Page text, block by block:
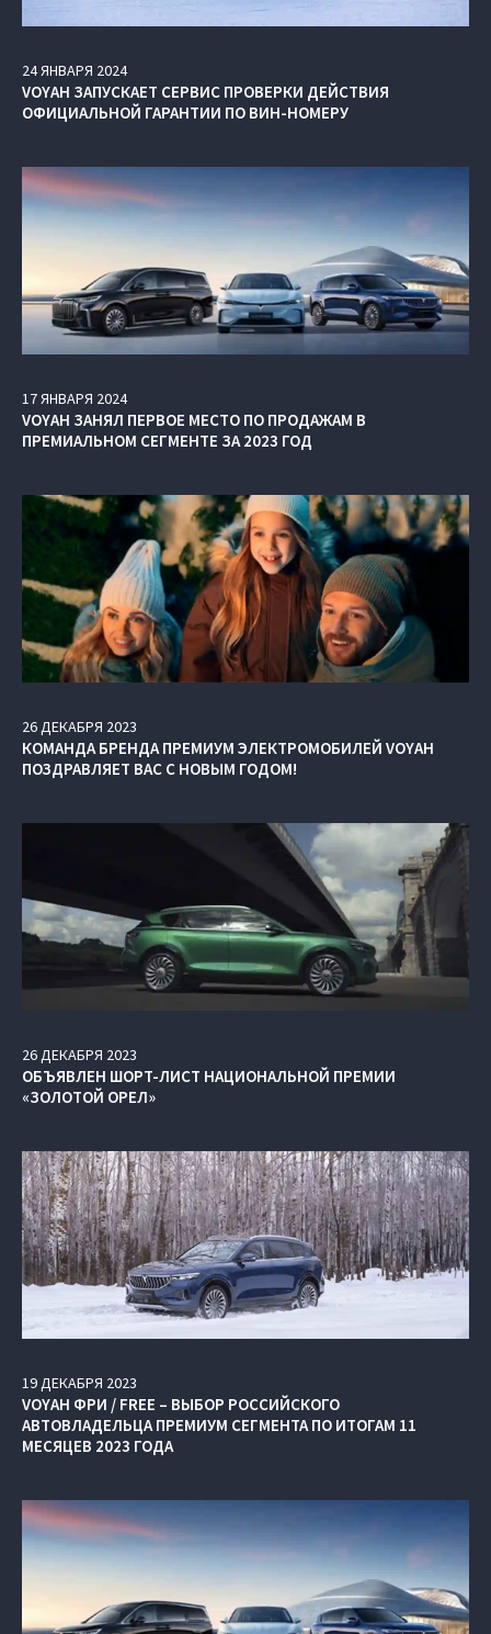
24ЯНВАРЯ 2024
VOYAH ЗАПУСКАЕТ СЕРВИС ПРОВЕРКИ ДЕЙСТВИЯ
ОФИЦИАЛЬНОЙ ГАРАНТИИ ПО ВИН-НОМЕРУ
17ЯНВАРЯ 2024
VOYAH ЗАНЯЛ ПЕРВОЕ МЕСТО ПО ПРОДАЖАМ В
ПРЕМИАЛЬНОМ СЕГМЕНТЕ ЗА 2023 ГОД
26ДЕКАБРЯ 2023
КОМАНДА БРЕНДА ПРЕМИУМ ЭЛЕКТРОМОБИЛЕЙ VOYAH
ПОЗДРАВЛЯЕТ ВАС С НОВЫМ ГОДОМ!
26ДЕКАБРЯ 2023
ОБЪЯВЛЕН ШОРТ-ЛИСТ НАЦИОНАЛЬНОЙ ПРЕМИИ
«ЗОЛОТОЙ ОРЕЛ»
19ДЕКАБРЯ 2023
VOYAH ФРИ / FREE – ВЫБОР РОССИЙСКОГО
АВТОВЛАДЕЛЬЦА ПРЕМИУМ СЕГМЕНТА ПО ИТОГАМ 11
МЕСЯЦЕВ 2023 ГОДА